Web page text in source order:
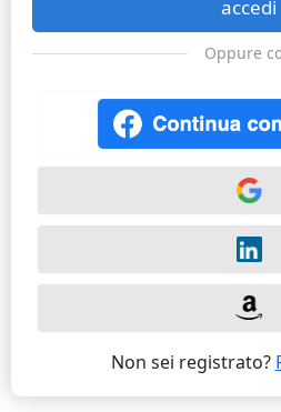
accedi
Oppure
Non sei registrato?